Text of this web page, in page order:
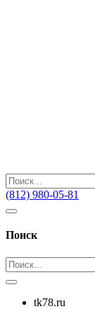
(812) 980-05-81
Поиск
tk78.ru